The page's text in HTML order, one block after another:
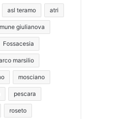
asl teramo atri
giulianova
Fossacesia
marsilio
mosciano
pescara
roseto